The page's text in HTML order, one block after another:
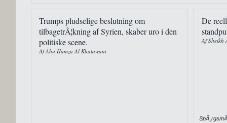
Trumps pludselige beslutning om
tilbagetrÃ¦kning af Syrien, skaber uro i den
politiske scene.
Af Abu Hamza Al Khatawani
De
Af Sheikh